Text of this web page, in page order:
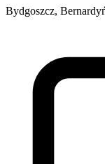
Bydgoszcz,